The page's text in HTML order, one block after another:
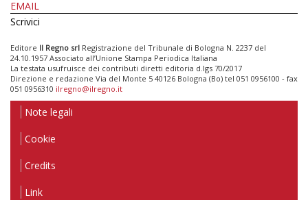
EMAIL
Scrivici
Editore Il Regno srl Registrazione del Tribunale di Bologna N. 2237 del
24.10.1957 Associato all’Unione Stampa Periodica Italiana
La testata usufruisce dei contributi diretti editoria d.lgs 70/2017
Direzione e redazione Via del Monte 5 40126 Bologna (Bo) tel 051 0956100 - fax
051 0956310 ilregno@ilregno.it
Note legali
Cookie
Credits
Link